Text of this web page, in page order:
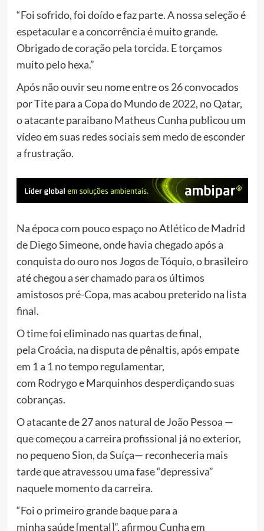
“Foi sofrido, foi doído e faz parte. A nossa seleção é
espetacular e a concorrência é muito grande.
Obrigado de coração pela torcida. E torçamos
muito pelo hexa.”
Após não ouvir seu nome entre os 26 convocados
por Tite para a Copa do Mundo de 2022, no Qatar,
o atacante paraibano Matheus Cunha publicou um
vídeo em suas redes sociais sem medo de esconder
a frustração.
Na época com pouco espaço no Atlético de Madrid
de Diego Simeone, onde havia chegado após a
conquista do ouro nos Jogos de Tóquio, o brasileiro
até chegou a ser chamado para os últimos
amistosos pré-Copa, mas acabou preterido na lista
final.
O time foi eliminado nas quartas de final,
pela Croácia, na disputa de pênaltis, após empate
em 1 a 1 no tempo regulamentar,
com Rodrygo e Marquinhos desperdiçando suas
cobranças.
O atacante de 27 anos natural de João Pessoa —
que começou a carreira profissional já no exterior,
no pequeno Sion, da Suíça— reconheceria mais
tarde que atravessou uma fase “depressiva”
naquele momento da carreira.
“Foi o primeiro grande baque para a
minha saúde [mental]”, afirmou Cunha em